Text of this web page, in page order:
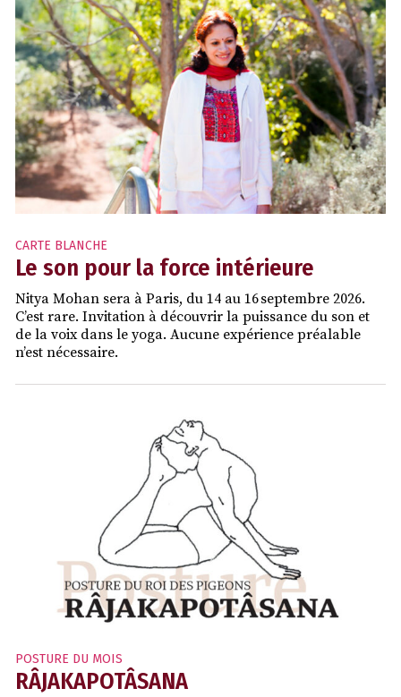
CARTE BLANCHE
Le son pour la force intérieure
Nitya Mohan sera à Paris, du 14 au 16 septembre 2026.
C’est rare. Invitation à découvrir la puissance du son et
de la voix dans le yoga. Aucune expérience préalable
n’est nécessaire.
POSTURE DU MOIS
RÂJAKAPOTÂSANA